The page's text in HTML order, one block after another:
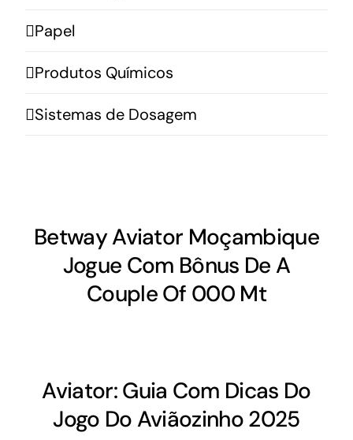
Papel
Produtos Químicos
Sistemas de Dosagem
Betway Aviator Moçambique
Jogue Com Bônus De A
Couple Of 000 Mt
Aviator: Guia Com Dicas Do
Jogo Do Aviãozinho 2025